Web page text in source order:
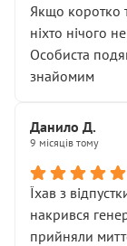
Якщо коротко
ніхто нічого
Особиста
знайомим
Данило Д.
9 місяців тому
Їхав з
накрився
прийняли